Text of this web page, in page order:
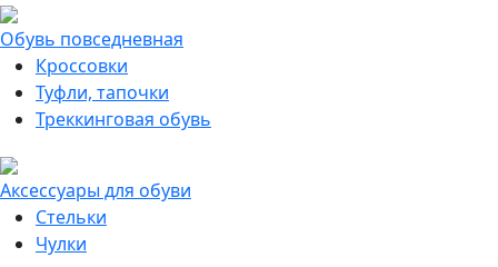
Обувь повседневная
Кроссовки
Туфли, тапочки
Треккинговая обувь
Аксессуары для обуви
Стельки
Чулки